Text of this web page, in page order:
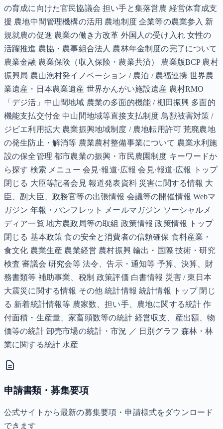
の育成に向けた官民協議会 担い手と集落営農 経営体育成支
援 農地中間管理機構の活用 農地制度 企業等の農業参入 新
規就農の促進 農業の働き方改革 外国人の受け入れ 女性の
活躍推進 農協・農事組合法人 農林年金制度の完了について
農業金融 農業保険（収入保険・農業共済） 農業版BCP 農村
振興局 農山漁村発イノベーション / 農泊 / 農福連携 世界農
業遺産・日本農業遺産 世界かんがい施設遺産 農村RMO
「デジ活」中山間地域 農業の多面的機能 / 棚田振興 多面的
機能支払交付金 中山間地域等直接支払制度 鳥獣被害対策 /
ジビエ利用拡大 農業振興地域制度 / 農地転用許可 荒廃農地
の発生防止・解消等 農業農村整備事業について 農業水利施
設の保全管理 都市農業の振興・市民農園制度 キーワードか
ら探す 検索 メニュー 会見·報道·広報 会見·報道·広報 トップ
閉じる 大臣等記者会見 報道発表資料 災害に関する情報 大
臣、副大臣、政務官等の出張情報 会議等の開催情報 Webマ
ガジン 年報・パンフレット メールマガジン ソーシャルメ
ディア一覧 地方農政局等の取組 政策情報 政策情報 トップ
閉じる 基本政策 食の安全と消費者の信頼確保 食料産業・
食文化 農業生産 農業経営 農村振興 輸出・国際 技術・研究
検査 審議会 研究会等 法令、告示・通知等 予算、決算、財
務書類等 補助事業、税制 政策評価 白書情報 災害 / 東日本
大震災に関する情報 その他 統計情報 統計情報 トップ 閉じ
る 新着統計情報等 農家数、担い手、農地に関する統計 作
付面積・生産量、家畜頭数等の統計 経営収支、産出額、物
価等の統計 卸売市場の統計・市況 ／ 日別グラフ 森林・林
業に関する統計 水産
申請書類・募集要項
公式サイトから最新の募集要項・申請様式をダウンロード
できます